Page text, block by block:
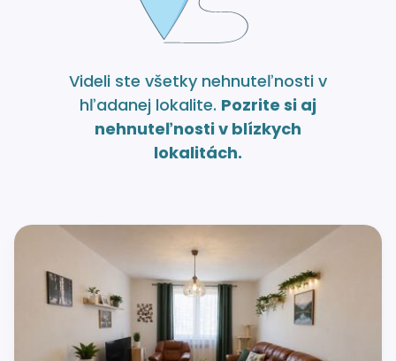
Videli ste všetky nehnuteľnosti v
hľadanej lokalite. Pozrite si aj
nehnuteľnosti v blízkych
lokalitách.